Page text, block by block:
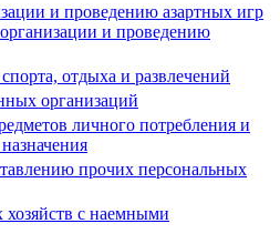
и проведению азартных игр
и проведению
отдыха и развлечений
организаций
личного потребления и
прочих персональных
хозяйств с наемными